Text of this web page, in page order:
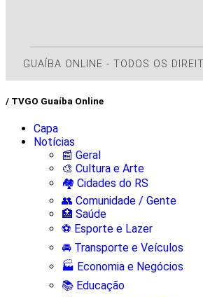
GUAÍBA ONLINE - TODOS OS
/ TVGO Guaíba Online
Capa
Notícias
📰 Geral
🎨 Cultura e Arte
🏘️ Cidades do RS
👥 Comunidade / Gente
🏥 Saúde
⚽ Esporte e Lazer
🚘 Transporte e Veículos
🏭 Economia e Negócios
📚 Educação